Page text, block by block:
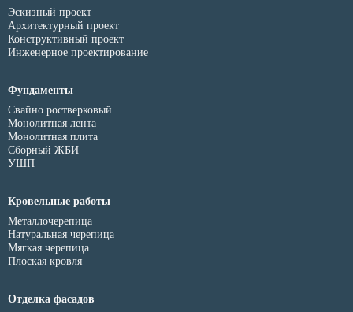
Эскизный проект
Архитектурный проект
Конструктивный проект
Инженерное проектирование
Фундаменты
Свайно ростверковый
Монолитная лента
Монолитная плита
Сборный ЖБИ
УШП
Кровельные работы
Металлочерепица
Натуральная черепица
Мягкая черепица
Плоская кровля
Отделка фасадов